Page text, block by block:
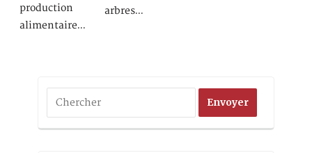
production
alimentaire…
arbres…